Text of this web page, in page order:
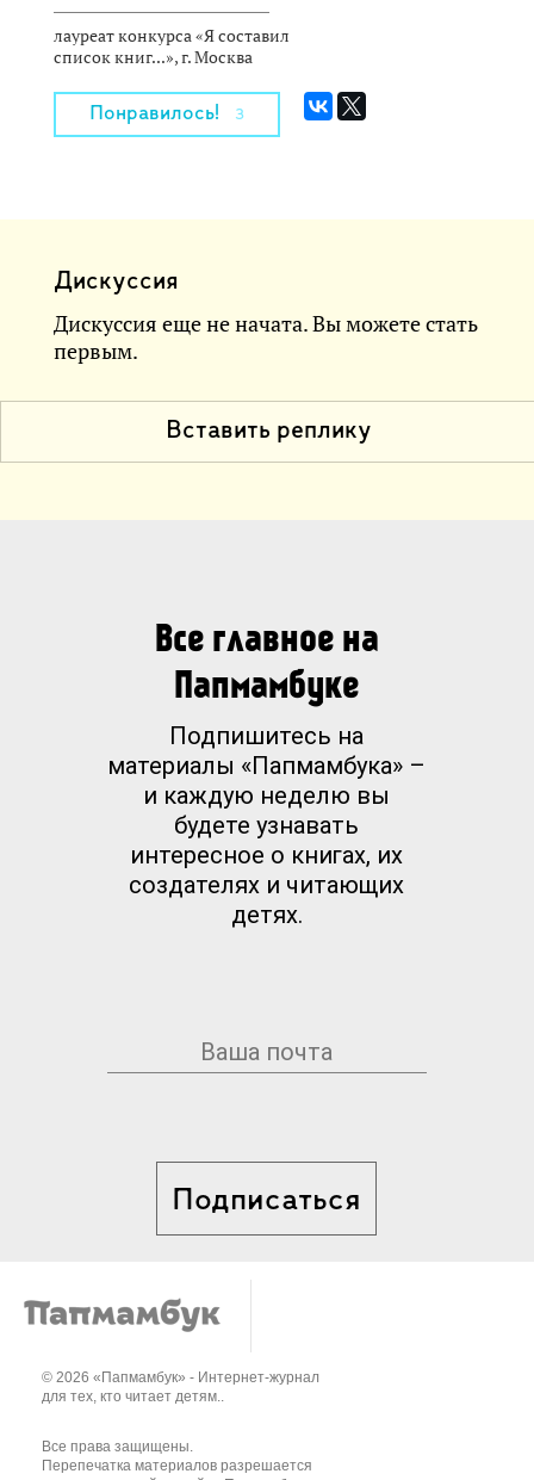
лауреат конкурса «Я составил
список книг...», г. Москва
Понравилось! 3
Дискуссия
Дискуссия еще не начата. Вы можете стать
первым.
Вставить реплику
Все главное на
Папмамбуке
Подпишитесь на
материалы «Папмамбука» –
и каждую неделю вы
будете узнавать
интересное о книгах, их
создателях и читающих
детях.
Подписаться
© 2026 «Папмамбук» - Интернет-журнал
для тех, кто читает детям..
Все права защищены.
Перепечатка материалов разрешается